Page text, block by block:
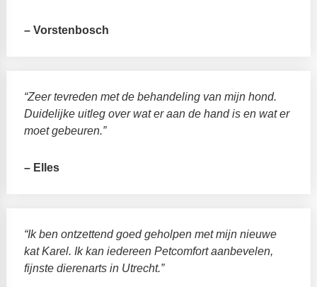
– Vorstenbosch
“Zeer tevreden met de behandeling van mijn hond.
Duidelijke uitleg over wat er aan de hand is en wat er
moet gebeuren.”
– Elles
“Ik ben ontzettend goed geholpen met mijn nieuwe
kat Karel. Ik kan iedereen Petcomfort aanbevelen,
fijnste dierenarts in Utrecht.”